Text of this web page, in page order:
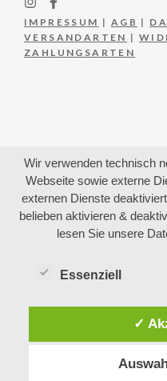
IMPRESSUM | AGB |
VERSANDARTEN |
ZAHLUNGSARTEN
Wir verwenden technisch
Webseite sowie externe
externen Dienste
belieben aktivieren &
lesen Sie unsere
Essenziell
✓